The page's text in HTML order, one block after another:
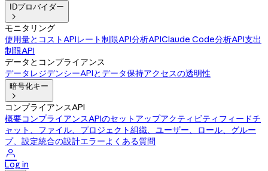
IDプロバイダー

モニタリング
使用量とコストAPIレート制限API分析APIClaude Code分析API支出
制限API
データとコンプライアンス
データレジデンシーAPIとデータ保持アクセスの透明性
暗号化キー

コンプライアンスAPI
概要コンプライアンスAPIのセットアップアクティビティフィードチ
ャット、ファイル、プロジェクト組織、ユーザー、ロール、グルー
プ、設定統合の設計エラーよくある質問

Log in